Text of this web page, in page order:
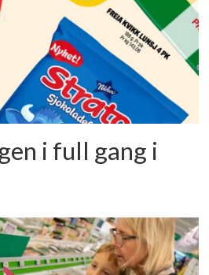
i full gang i